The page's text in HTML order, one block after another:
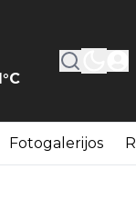
°C
Fotogalerijos